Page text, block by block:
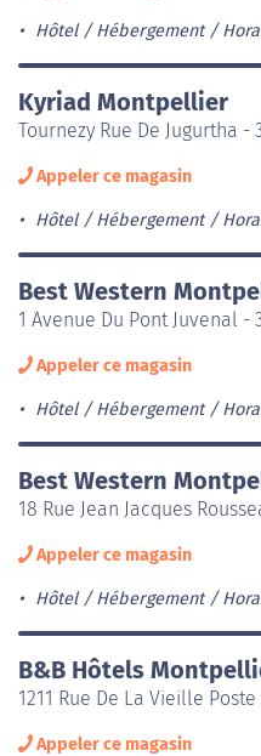
Hôtel / Hébergement
Kyriad Montpellier
Tournezy Rue De Jugurtha
Appeler ce magasin
Hôtel / Hébergement
Best Western
1 Avenue Du Pont Juvenal
Appeler ce magasin
Hôtel / Hébergement
Best Western
18 Rue Jean Jacques
Appeler ce magasin
Hôtel / Hébergement
B&B Hôtels
1211 Rue De La Vieille
Appeler ce magasin